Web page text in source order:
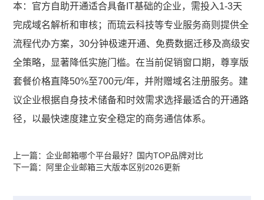
本：官方自助开通适合具备IT基础的企业，需投入1-3天
完成域名解析和审核；而琉云科技等专业服务商则提供全
流程代办方案，30分钟极速开通、免费数据迁移及高级安
全策略，显著降低实施门槛。在当前促销窗口期，尊享版
套餐价格直降50%至700元/年，并附赠域名注册服务。建
议企业根据自身技术储备和时效需求选择最适合的开通路
径，以最快速度建立安全稳定的商务通信体系。
上一篇： 企业邮箱哪个平台最好？国内TOP品牌对比
下一篇： 阿里企业邮箱三大版本区别2026更新